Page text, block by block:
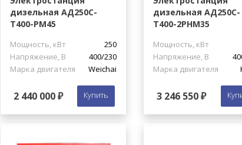
дизельная АД250С-
Т400-РМ45
Мощность, кВт
250
Напряжение, В
400/230
Марка двигателя
Weichai
2 440 000 ₽ Купить
дизельная АД250С-
Т400-2РНМ35
Мощность, кВт
Напряжение, В
Марка двигателя
3 246 550 ₽